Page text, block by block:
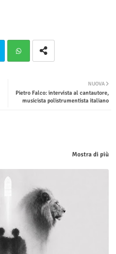
tsap
NUOVA
Pietro Falco: intervista al cantautore,
musicista polistrumentista italiano
Mostra di più